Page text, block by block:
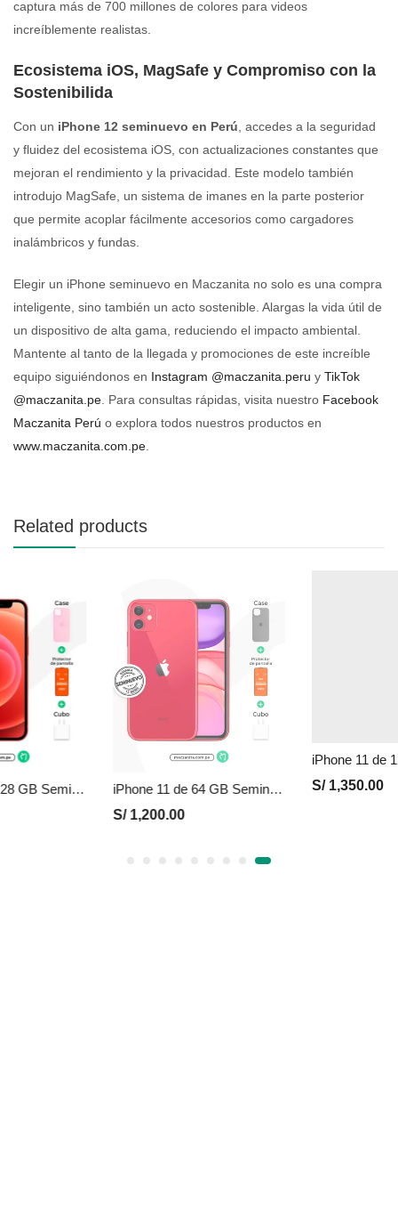
captura más de 700 millones de colores para videos
increíblemente realistas.
Ecosistema iOS, MagSafe y Compromiso con la
Sostenibilida
Con un iPhone 12 seminuevo en Perú , accedes a la seguridad
y fluidez del ecosistema iOS, con actualizaciones constantes que
mejoran el rendimiento y la privacidad. Este modelo también
introdujo MagSafe, un sistema de imanes en la parte posterior
que permite acoplar fácilmente accesorios como cargadores
inalámbricos y fundas.
Elegir un iPhone seminuevo en Maczanita no solo es una compra
inteligente, sino también un acto sostenible. Alargas la vida útil de
un dispositivo de alta gama, reduciendo el impacto ambiental.
Mantente al tanto de la llegada y promociones de este increíble
equipo siguiéndonos en Instagram @maczanita.peru y TikTok
@maczanita.pe . Para consultas rápidas, visita nuestro Facebook
Maczanita Perú o explora todos nuestros productos en
www.maczanita.com.pe
Related products
iPhone 12 de 128 GB Seminuevo en Perú | Rojo, Precio y Garantía
iPhone 11 de 64 GB Seminuevo en Perú | Rojo, Precio y Garantía
S/1,200.00
S/1,350.00